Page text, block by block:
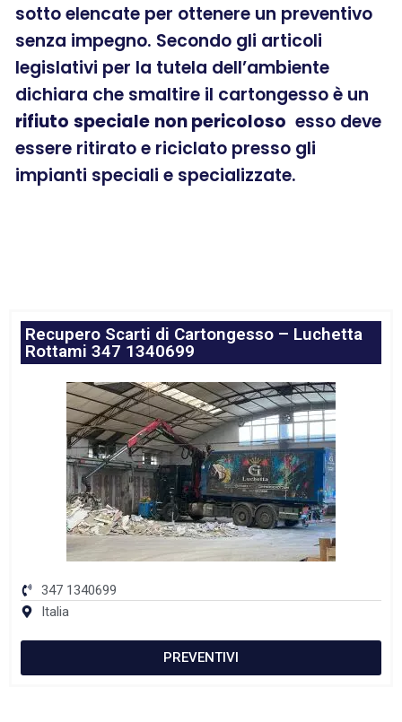
sotto elencate per ottenere un preventivo
senza impegno. Secondo gli articoli
legislativi per la tutela dell’ambiente
dichiara che smaltire il cartongesso è un
rifiuto speciale non pericoloso esso deve
essere ritirato e riciclato presso gli
impianti speciali e specializzate.
Recupero Scarti di Cartongesso – Luchetta
Rottami 347 1340699
347 1340699
Italia
PREVENTIVI